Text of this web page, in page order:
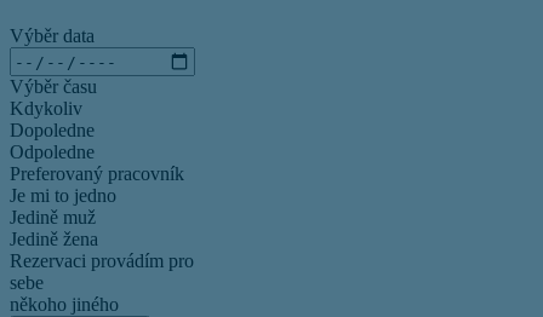
Výběr data
Výběr času
Kdykoliv
Dopoledne
Odpoledne
Preferovaný pracovník
Je mi to jedno
Jedině muž
Jedině žena
Rezervaci provádím pro
sebe
někoho jiného